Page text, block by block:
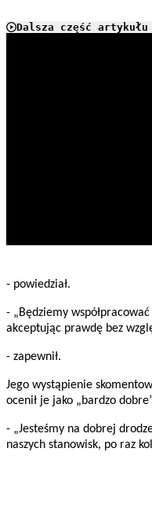
Dalsza część
- powiedział.
- „Będziemy
akceptując prawdę bez
- zapewnił.
Jego wystąpienie
ocenił je jako „bardzo
- „Jesteśmy na dobrej
naszych stanowisk, po raz